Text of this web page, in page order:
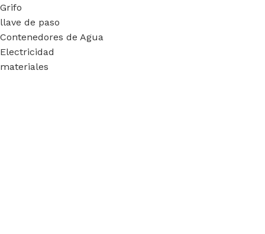
Grifo
llave de paso
Contenedores de Agua
Electricidad
materiales